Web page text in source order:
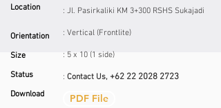
Location
Orientation
Size
Status
Download
: Jl. Pasirkaliki KM 3+300 RSHS Sukajadi
: Vertical (Frontlite)
: 5 x 10 (1 side)
: Contact Us, +62 22 2028 2723
PDF File